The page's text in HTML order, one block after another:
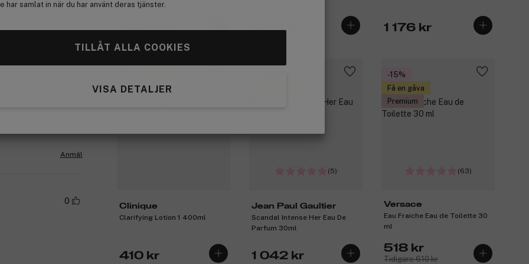
har samlat in när du har använt deras tjänster.
TILLÅT ALLA COOKIES
VISA DETALJER
1 486 kr 1 361 kr 1 176 kr
Clinique
Clarifying Lotion 1 400ml
410 kr
(5)
Jean Paul Gaultier
Scandal Intense Her Eau De
Parfum 30ml
1 042 kr
-15%
Få en gåva
Premium
(63)
Versace
Eau Fraiche Eau de Toilette 30
ml
518 kr
Tidigare 610 kr
Anmäl
0